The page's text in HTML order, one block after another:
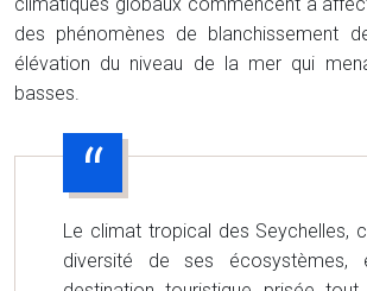
des phénomènes de blanchissement
élévation du niveau de la mer qui
basses.
Le climat tropical des Seychelles,
diversité de ses écosystèmes,